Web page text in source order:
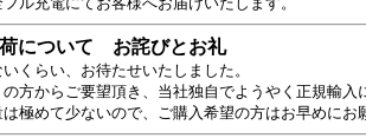
について お詫びとお礼
くらい、お待たせいたしました。
の方からご要望頂き、当社独自でようやく正規輸
は極めて少ないので、ご購入希望の方はお早めにお